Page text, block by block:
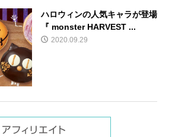
ハロウィンの人気キャラが登場
『 monster HARVEST ...
2020.09.29